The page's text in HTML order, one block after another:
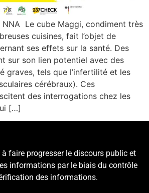
NNA Le cube Maggi, condiment très
cuisines, fait l’objet de
ses effets sur la santé. Des
sur son lien potentiel avec des
graves, tels que l’infertilité et les
cérébraux). Ces
des interrogations chez les
[…]
faire progresser le discours public et
informations par le biais du contrôle
des informations.